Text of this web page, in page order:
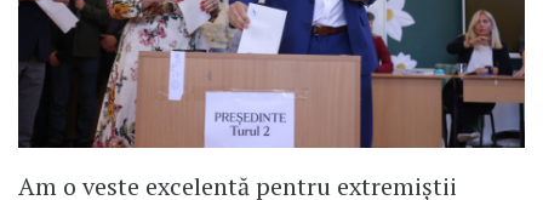
Am o veste excelentă pentru extremiștii